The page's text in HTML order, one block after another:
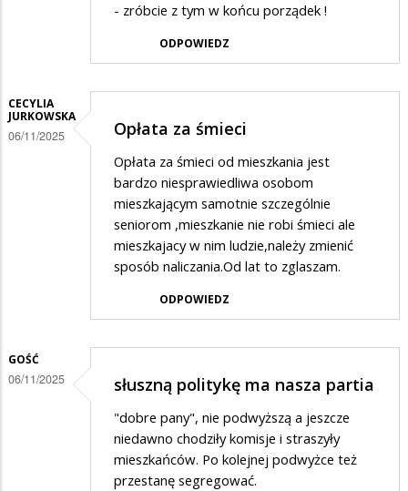
- zróbcie z tym w końcu porządek !
ODPOWIEDZ
CECYLIA
JURKOWSKA
06/11/2025 Opłata za śmieci
Opłata za śmieci od mieszkania jest
bardzo niesprawiedliwa osobom
mieszkającym samotnie szczególnie
seniorom ,mieszkanie nie robi śmieci ale
mieszkajacy w nim ludzie,należy zmienić
sposób naliczania.Od lat to zglaszam.
ODPOWIEDZ
GOŚĆ
06/11/2025 słuszną politykę ma nasza partia
"dobre pany", nie podwyższą a jeszcze
niedawno chodziły komisje i straszyły
mieszkańców. Po kolejnej podwyżce też
przestanę segregować.